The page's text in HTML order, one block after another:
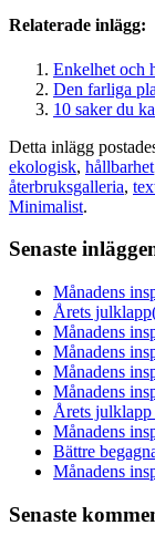
Relaterade inlägg:
Enkelhet och
Den farliga
10 saker du
Detta inlägg
ekologisk, hållbarhet
återbruksgalleria,
Minimalist.
Senaste
Månadens
Årets
Månadens
Månadens
Månadens
Månadens
Årets
Månadens
Bättre
Månadens
Senaste